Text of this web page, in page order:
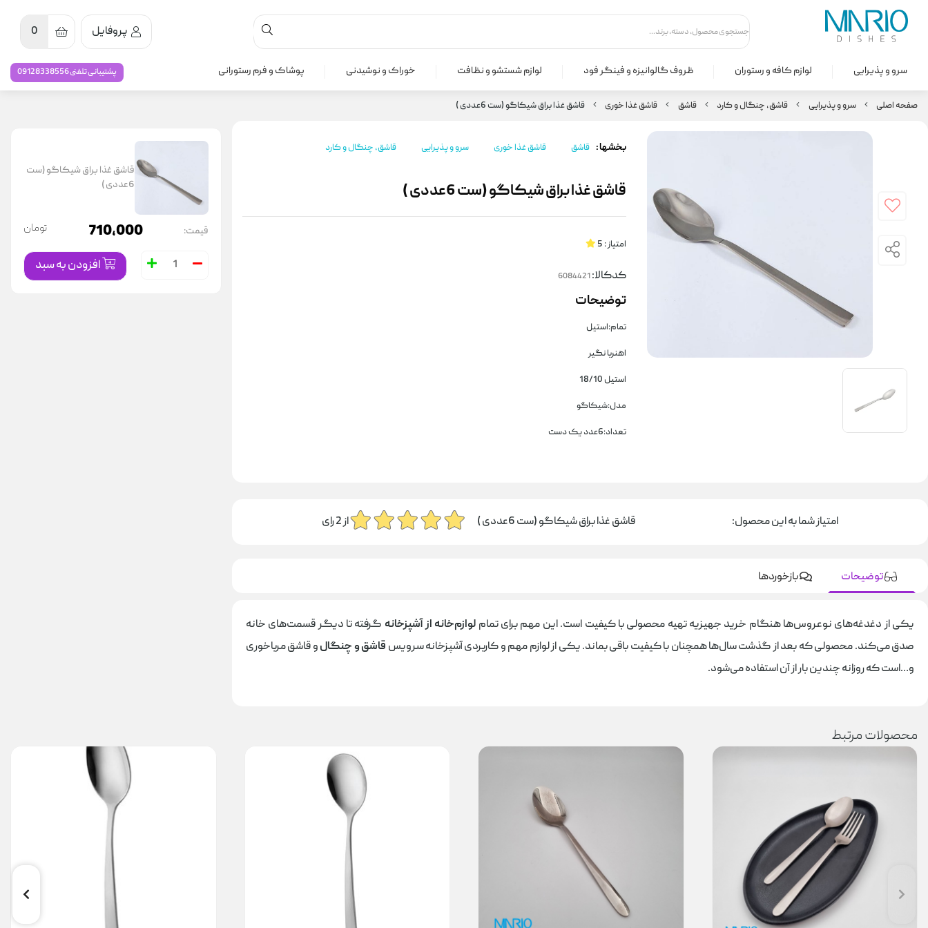
پروفایل 0
سرو و پذیرایی لوازم کافه و رستوران ظروف گالوانیزه و فینگر فود لوازم شستشو و نظافت خوراک و نوشیدنی پوشاک و فرم رستورانی پشتیبانی تلفنی 09128338556
صفحه اصلی سرو و پذیرایی قاشق، چنگال و کارد قاشق قاشق غذا خوری قاشق غذا براق شیکاگو (ست 6عددی )
بخشها : قاشق قاشق غذا خوری سرو و پذیرایی قاشق، چنگال و کارد
قاشق غذا براق شیکاگو (ست 6عددی )
امتیاز : 5
کدکالا:
توضیحات
تمام:استیل
اهنربا نگیر
استیل 18/10
مدل:شیکاگو
تعداد:6عدد یک دست
امتیاز شما به این محصول: قاشق غذا براق شیکاگو (ست 6عددی ) از2رای
توضیحات بازخوردها
یکی از دغدغه‌های نوعروس‌ها هنگام خرید جهیزیه تهیه محصولی با کیفیت است. این مهم برای تمام لوازم‌خانه از آشپزخانه گرفته تا دیگر قسمت‌های خانه
صدق می‌کند. محصولی که بعد از گذشت سال‌ها همچنان با کیفیت باقی بماند. یکی از لوازم مهم و کاربردی آشپزخانه سرویس قاشق و چنگالو قاشق مرباخوری
و…است که روزانه چندین بار از آن استفاده می‌شود.
قاشق غذا براق شیکاگو (ست
6عددی )
قیمت: 710,000 تومان
افزودن به سبد
محصولات مرتبط